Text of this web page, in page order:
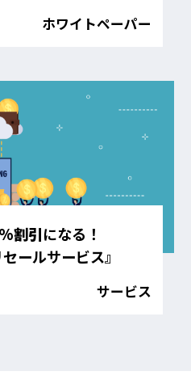
ホワイトペーパー
割引になる！
ールサービス』
サービス